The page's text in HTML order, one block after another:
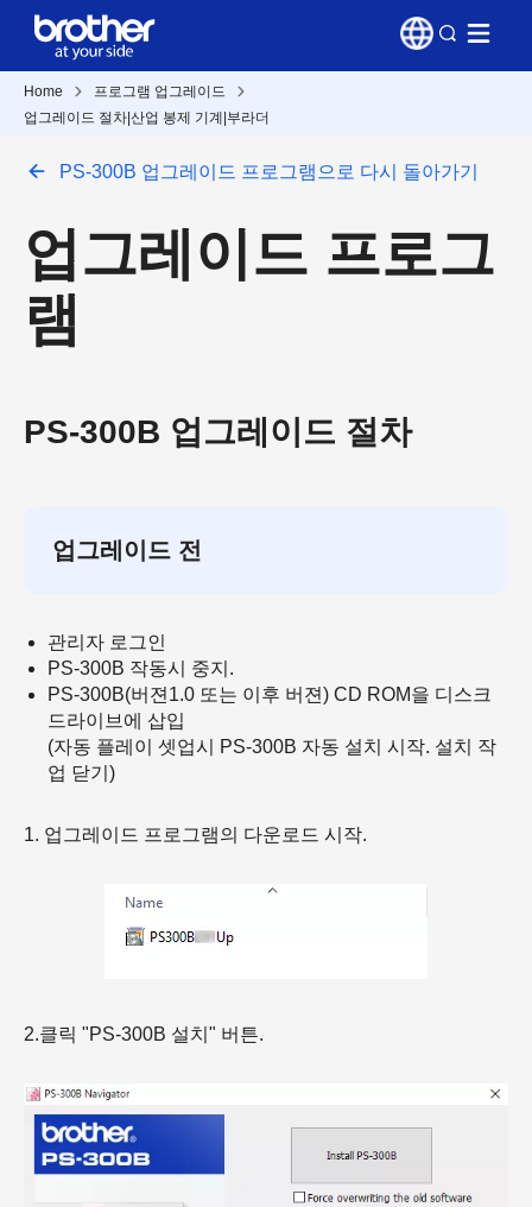
Home
프로그램 업그레이드
업그레이드 절차|산업 봉제 기계|부라더
PS-300B 업그레이드 프로그램으로 다시 돌아가기
업그레이드 프로그
램
PS-300B 업그레이드 절차
업그레이드 전
관리자 로그인
PS-300B 작동시 중지.
PS-300B(버젼1.0 또는 이후 버젼) CD ROM을 디스크
드라이브에 삽입
(자동 플레이 셋업시 PS-300B 자동 설치 시작. 설치 작
업 닫기)
1. 업그레이드 프로그램의 다운로드 시작.
2.클릭 "PS-300B 설치" 버튼.